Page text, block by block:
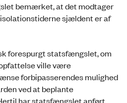
bemærket, at det modtager
sjældent er af
forespurgt statsfængslet, om
ville være
forbipasserendes mulighed
ved at beplante
har statsfængslet anført